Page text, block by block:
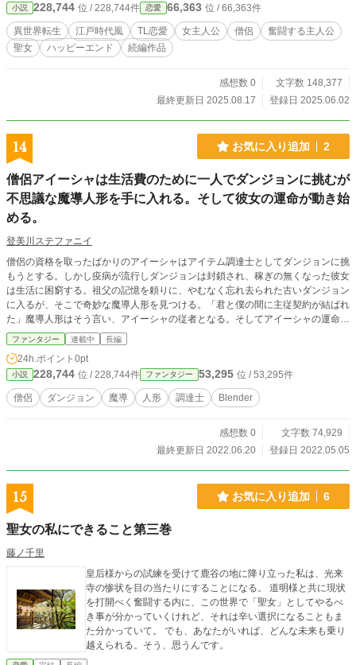
小説 228,744 位 / 228,744件 恋愛 66,363 位 / 66,363件
異世界転生 江戸時代風 TL恋愛 女主人公 僧侶
奮闘する主人公
聖女
ハッピーエンド 続編作品
感想数 0
文字数 148,377
最終更新日 2025.08.17
登録日 2025.06.02
14 お気に入り追加 2
僧侶アイーシャは生活費のために一人でダンジョンに挑むが
不思議な魔導人形を手に入れる。そして彼女の運命が動き始
める。
登美川ステファニイ
僧侶の資格を取ったばかりのアイーシャはアイテム調達士としてダンジョンに挑
もうとする。しかし疫病が流行しダンジョンは封鎖され、稼ぎの無くなった彼女
は生活に困窮する。祖父の記憶を頼りに、やむなく忘れ去られた古いダンジョン
に入るが、そこで奇妙な魔導人形を見つける。「君と僕の間に主従契約が結ばれ
た」魔導人形はそう言い、アイーシャの従者となる。そしてアイーシャの運命が
大きく動き出し始める……。
ファンタジー 連載中 長編
24h.ポイント 0pt
小説 228,744 位 / 228,744件 ファンタジー 53,295 位 / 53,295件
僧侶 ダンジョン 魔導 人形 調達士 Blender
感想数 0
文字数 74,929
最終更新日 2022.06.20
登録日 2022.05.05
15 お気に入り追加 6
聖女の私にできること第三巻
藤ノ千里
皇后様からの試練を受けて鹿谷の地に降り立った私は、光来
寺の惨状を目の当たりにすることになる。 道明様と共に現状
を打開べく奮闘する内に、この世界で「聖女」としてやるべ
き事が分かっていくけれど、それは辛い選択になることもま
た分かっていて。 でも、あなたがいれば、どんな未来も乗り
越えられる。そう、思うんです。